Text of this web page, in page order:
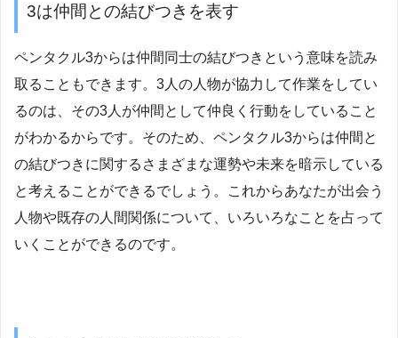
3は仲間との結びつきを表す
ペンタクル3からは仲間同士の結びつきという意味を読み
取ることもできます。3人の人物が協力して作業をしてい
るのは、その3人が仲間として仲良く行動をしていること
がわかるからです。そのため、ペンタクル3からは仲間と
の結びつきに関するさまざまな運勢や未来を暗示している
と考えることができるでしょう。これからあなたが出会う
人物や既存の人間関係について、いろいろなことを占って
いくことができるのです。